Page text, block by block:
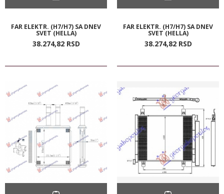
FAR ELEKTR. (H7/H7) SA DNEV
SVET (HELLA)
38.274,82 RSD
FAR ELEKTR. (H7/H7) SA DNEV
SVET (HELLA)
38.274,82 RSD